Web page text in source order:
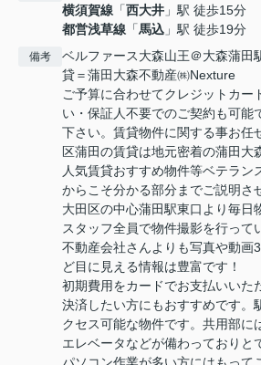
横須賀線 「西大井 」駅 徒歩15分
都営浅草線 「馬込 」駅 徒歩19分
備考
ベルファース大森山王＠大森蒲田
貸＝蒲田大森不動産㈱Nexture
ご予算に合わせてクレジットカー
い・保証人不要でのご契約も可能
下さい。賃貸物件に関する事お任
区蒲田の賃貸は地元密着の蒲田大
人気賃貸おすすめ物件等ベテラン
からこそ分かる部分までご説明さ
大田区の中心蒲田駅東口より毎日
スタッフ全員で物件撮影を行って
不動産会社さんよりも写真や動画
ど目に見える情報は豊富です！
初期費用をカードでお支払いいた
決済したい方にもおすすめです。
クセス可能な物件です。共用部に
エレベータなどが備わっておりと